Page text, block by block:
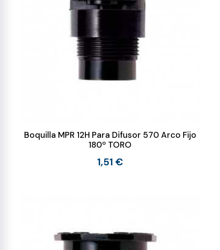
Boquilla MPR 12H Para Difusor 570 Arco Fijo
180º TORO
1,51 €